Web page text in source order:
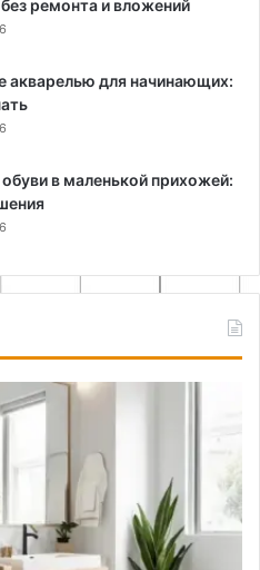
ремонта и вложений
акварелью для начинающих:
в маленькой прихожей: